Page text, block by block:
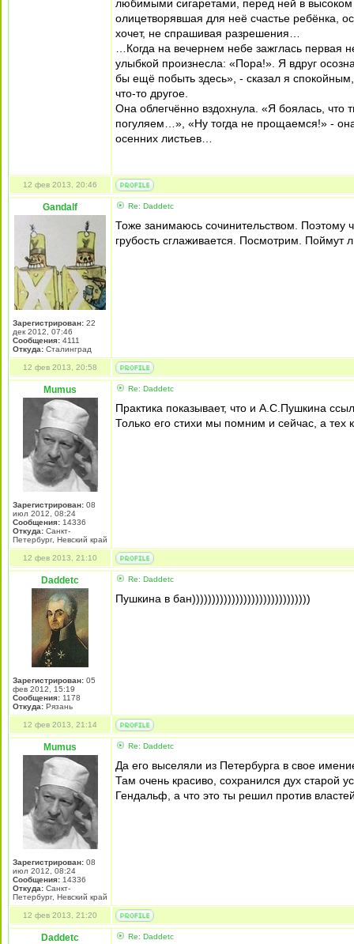
любимыми сигаретами, перед ней в высоком
олицетворявшая для неё счастье ребёнка,
хочет, не спрашивая разрешения…
…Когда на вечернем небе зажглась первая
улыбкой произнесла: «Пора!». Я вдруг
бы ещё побыть здесь», - сказал я
что-то другое.
Она облегчённо вздохнула. «Я боялась,
погуляем…», «Ну тогда не прощаемся!» -
осенних листьев…
12 фев 2013, 20:46
Gandalf
Зарегистрирован: 22
дек 2012, 07:46
Сообщения: 4111
Откуда: Сталинград
Re: Daddetc
Тоже занимаюсь сочинительством. Поэтому
грубость сглаживается. Посмотрим. Поймут
12 фев 2013, 20:58
Mumus
Зарегистрирован: 08
июл 2012, 08:24
Сообщения: 14336
Откуда: Санкт-
Петербург, Невский край
Re: Daddetc
Практика показывает, что и А.С.Пушкина
Только его стихи мы помним и сейчас, а тех
12 фев 2013, 21:10
Daddetc
Зарегистрирован: 05
фев 2012, 15:19
Сообщения: 1178
Откуда: Рязань
Re: Daddetc
Пушкина в бан))))))))))))))))))))))))))))))
12 фев 2013, 21:14
Mumus
Зарегистрирован: 08
июл 2012, 08:24
Сообщения: 14336
Откуда: Санкт-
Петербург, Невский край
Re: Daddetc
Да его выселяли из Петербурга в свое
Там очень красиво, сохранился дух старой
Гендальф, а что это ты решил против
12 фев 2013, 21:20
Daddetc Re: Daddetc